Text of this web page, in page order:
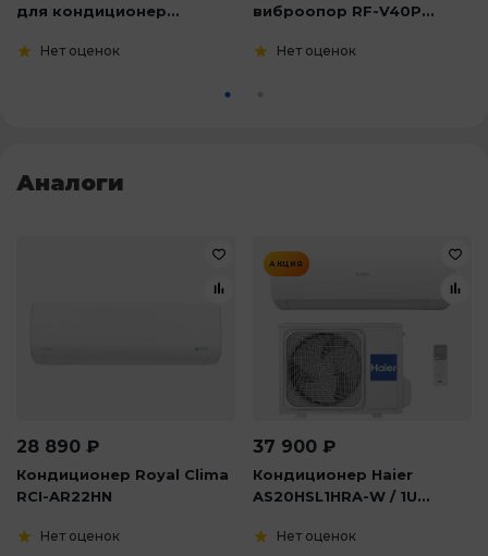
для кондиционер...
Нет оценок
виброопор RF-V40P...
Нет оценок
Аналоги
28 890 ₽
Кондиционер Royal Clima
RCI-AR22HN
Нет оценок
АКЦИЯ
37 900 ₽
Кондиционер Haier
AS20HSL1HRA-W / 1U...
Нет оценок